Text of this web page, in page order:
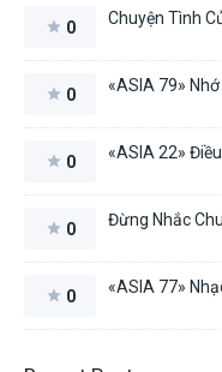
0 Chuyện Tình
0 «ASIA 79»
0 «ASIA 22»
0
0 «ASIA 77»